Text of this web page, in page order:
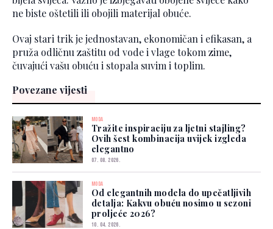
ne biste oštetili ili obojili materijal obuće.
Ovaj stari trik je jednostavan, ekonomičan i efikasan, a
pruža odličnu zaštitu od vode i vlage tokom zime,
čuvajući vašu obuću i stopala suvim i toplim.
Povezane vijesti
MODA
Tražite inspiraciju za ljetni stajling?
Ovih šest kombinacija uvijek izgleda
elegantno
07. 08. 2026.
MODA
Od elegantnih modela do upečatljivih
detalja: Kakvu obuću nosimo u sezoni
proljeće 2026?
10. 04. 2026.